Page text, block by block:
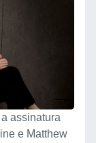
assinatura
e Matthew